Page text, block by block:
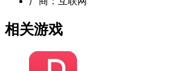
相关游戏